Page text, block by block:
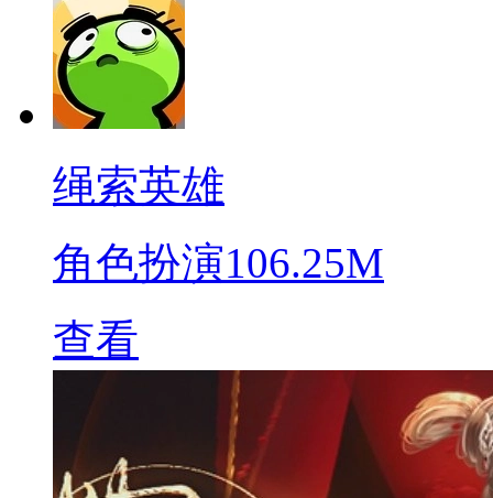
绳索英雄
角色扮演106.25M
查看